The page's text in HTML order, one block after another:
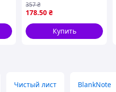
пластиковой обложкой
бузкового цвета
178.50 ₴
357₴
Купить
Чистый лист BlankNote